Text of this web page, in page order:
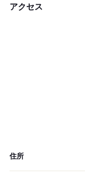
アクセス
住所